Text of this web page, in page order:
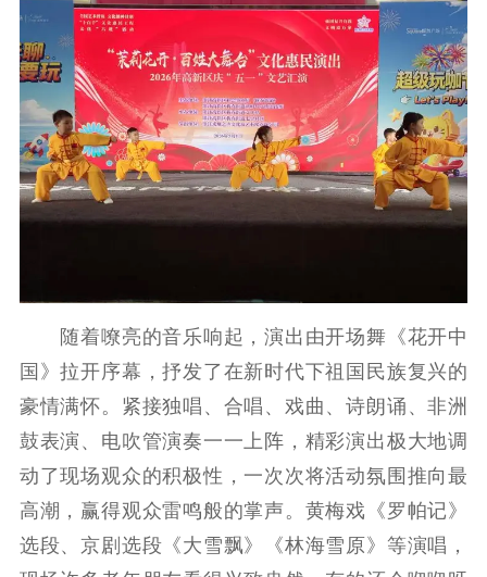
随着嘹亮的音乐响起，演出由开场舞《花开中
国》拉开序幕，抒发了在新时代下祖国民族复兴的
豪情满怀。紧接独唱、合唱、戏曲、诗朗诵、非洲
鼓表演、电吹管演奏一一上阵，精彩演出极大地调
动了现场观众的积极性，一次次将活动氛围推向最
高潮，赢得观众雷鸣般的掌声。黄梅戏《罗帕记》
选段、京剧选段《大雪飘》《林海雪原》等演唱，